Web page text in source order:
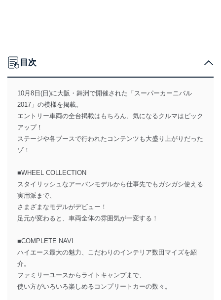
目次
10月8日(日)に大阪・舞洲で開催された「スーパーカーニバル
2017」の模様を掲載。
エントリー車両の全台掲載はもちろん、気になるクルマはピック
アップ！
ステージや各ブースで行われたコンテンツも大盛り上がりだった
ゾ！
■WHEEL COLLECTION
スタイリッシュなアーバンモデルから仕事先でもガシガシ使える
実用派まで、
さまざまなモデルがデビュー！
足元が変わると、車両全体の雰囲気が一変する！
■COMPLETE NAVI
ハイエース最大の魅力、こだわりのインテリア数田マイズを紹
介。
ファミリーユースからライトキャンプまで、
使い方がいろいろ楽しめるコンプリートカーの数々。